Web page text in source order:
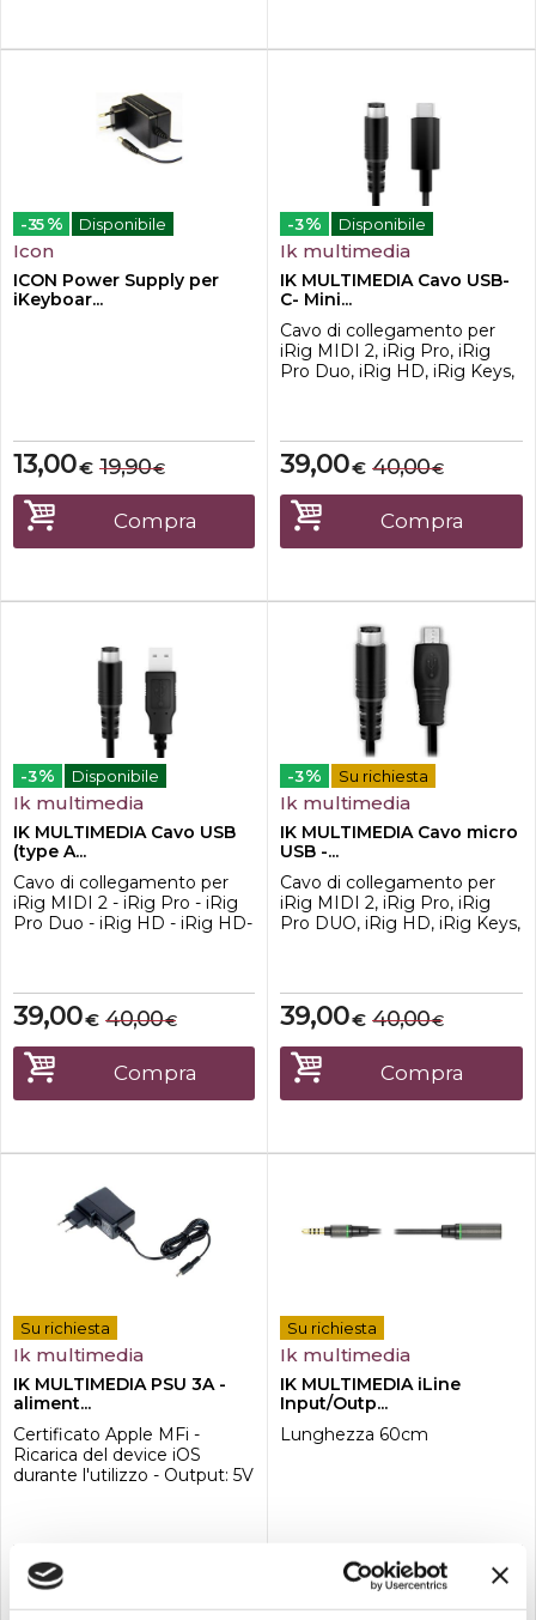
-35 % Disponibile
Icon
ICON Power Supply per
iKeyboar...
€
13,00 €
19,90
Compra
-3% Disponibile
Ik multimedia
IK MULTIMEDIA Cavo USB-
C- Mini...
Cavo di collegamento per
iRig MIDI 2, iRig Pro, iRig
Pro Duo, iRig HD, iRig Keys,
€
39,00 €
40,00
Compra
-3% Disponibile
Ik multimedia
IK MULTIMEDIA Cavo USB
(type A...
Cavo di collegamento per
iRig MIDI 2 - iRig Pro - iRig
Pro Duo - iRig HD - iRig HD-
€
39,00 €
40,00
Compra
-3% Su richiesta
Ik multimedia
IK MULTIMEDIA Cavo micro
USB -...
Cavo di collegamento per
iRig MIDI 2, iRig Pro, iRig
Pro DUO, iRig HD, iRig Keys,
€
39,00 €
40,00
Compra
Su richiesta
Ik multimedia
IK MULTIMEDIA PSU 3A -
aliment...
Certificato Apple MFi -
Ricarica del device iOS
durante l'utilizzo - Output: 5V
48,00
Su richiesta
Ik multimedia
IK MULTIMEDIA iLine
Input/Outp...
Lunghezza 60cm
€
20,00